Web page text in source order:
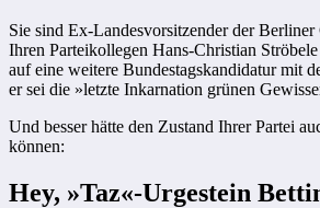
Sie sind Ex-Landesvorsitzender der Berliner
Ihren Parteikollegen Hans-Christian
auf eine weitere Bundestagskandidatur mit
er sei die »letzte Inkarnation grünen
Und besser hätte den Zustand Ihrer Partei
können:
Hey, »Taz«-Urgestein